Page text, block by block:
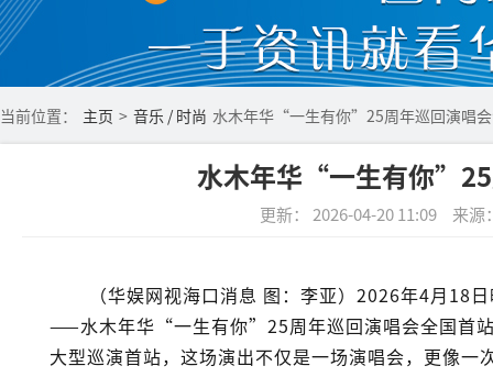
当前位置： 主页 > 音乐 / 时尚 水木年华“一生有你”25周年巡回演唱
水木年华“一生有你”25
更新： 2026-04-20 11:09 来源
（华娱网视海口消息 图：李亚）2026年4月18
——水木年华“一生有你”25周年巡回演唱会全国首
大型巡演首站，这场演出不仅是一场演唱会，更像